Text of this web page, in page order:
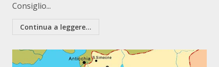
Consiglio...
Continua a leggere...